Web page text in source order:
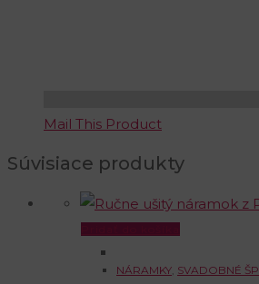
Mail This Product
Súvisiace produkty
NÁRAMKY SVADOBNÉ